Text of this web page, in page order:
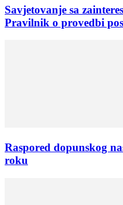
Savjetovanje sa
Pravilnik o provedbi
Raspored dopunskog
roku